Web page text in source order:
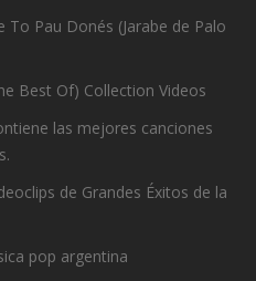
To Pau Donés (Jarabe de Palo
Best Of) Collection Videos
las mejores canciones
de Grandes Éxitos de la
pop argentina